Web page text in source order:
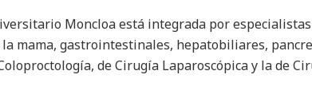
Moncloa está integrada por
mama, gastrointestinales, hepatobiliares,
de Cirugía Laparoscópica y la de